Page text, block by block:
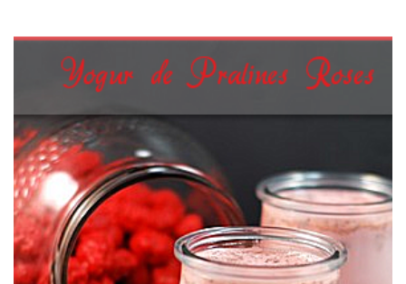
Unos yogures para princesitas, aromatizados con almendra y azúcar
y con un delicado color rosa :o)